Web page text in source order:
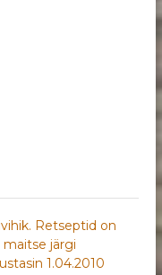
Retseptid on
järgi
1.04.2010